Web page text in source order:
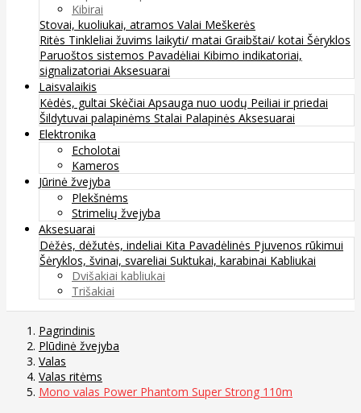
Kibirai
Stovai, kuoliukai, atramos Valai Meškerės
Ritės Tinkleliai žuvims laikyti/ matai Graibštai/ kotai Šėryklos
Paruoštos sistemos Pavadėliai Kibimo indikatoriai,
signalizatoriai Aksesuarai
Laisvalaikis
Kėdės, gultai Skėčiai Apsauga nuo uodų Peiliai ir priedai
Šildytuvai palapinėms Stalai Palapinės Aksesuarai
Elektronika
Echolotai
Kameros
Jūrinė žvejyba
Plekšnėms
Strimelių žvejyba
Aksesuarai
Dėžės, dėžutės, indeliai Kita Pavadėlinės Pjuvenos rūkimui
Šėryklos, švinai, svareliai Suktukai, karabinai Kabliukai
Dvišakiai kabliukai
Trišakiai
Pagrindinis
Plūdinė žvejyba
Valas
Valas ritėms
Mono valas Power Phantom Super Strong 110m